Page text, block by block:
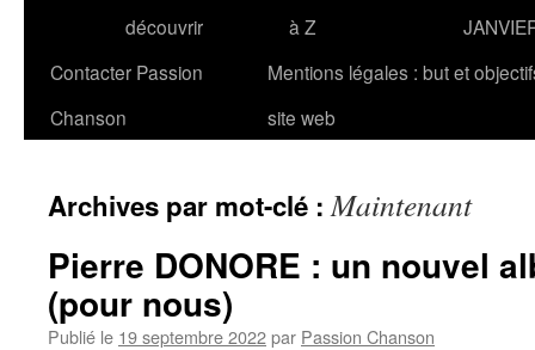
découvrir
à Z
Contacter Passion
Chanson
Mentions légales : but et
site web
Archives par mot-clé :Maintenant
Pierre DONORE : un nouvel
(pour nous)
Publié le 19 septembre 2022par Passion Chanson